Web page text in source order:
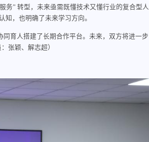
务” 转型，未来亟需既懂技术又懂行业的复合型人
，也明确了未来学习方向。
育人搭建了长期合作平台。未来，双方将进一步
张颖、解志超）